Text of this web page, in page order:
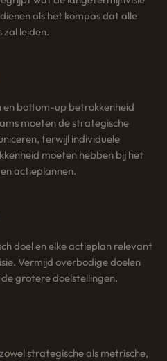
als het kompas dat alle
zal leiden.
bottom-up betrokkenheid
moeten de strategische
terwijl individuele
moeten hebben bij het
actieplannen.
doel en elke actieplan relevant
Vermijd overbodige doelen
grotere doelstellingen.
strategische als metrische,